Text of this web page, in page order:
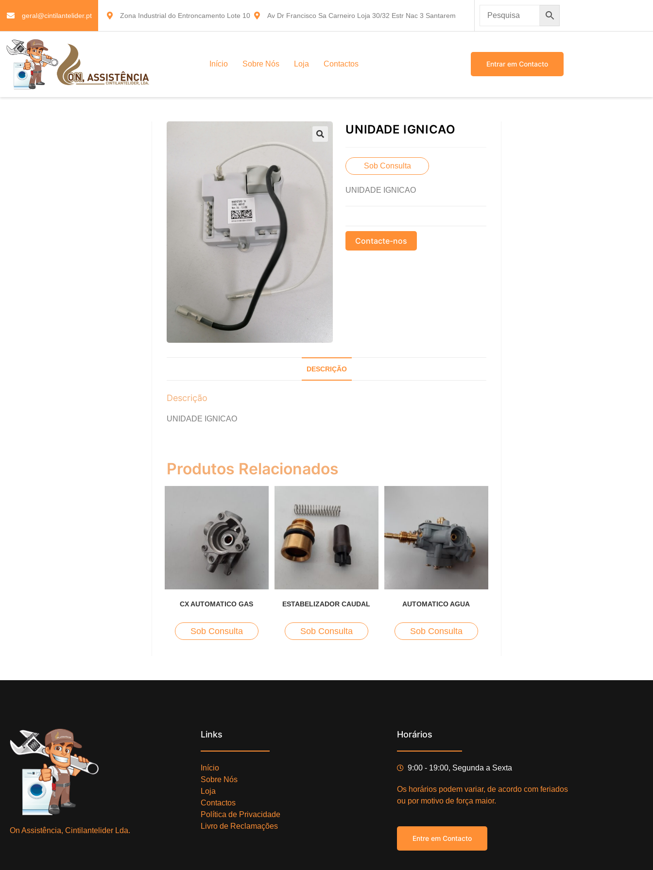
geral@cintilantelider.pt Zona Industrial do Entroncamento Lote 10 Av Dr Francisco Sa Carneiro Loja 30/32 Estr Nac 3 Santarem
Início Sobre Nós Loja Contactos Entrar em Contacto
UNIDADE IGNICAO
Sob Consulta
UNIDADE IGNICAO
Contacte-nos
DESCRIÇÃO
Descrição
UNIDADE IGNICAO
Produtos Relacionados
CX AUTOMATICO GAS
Sob Consulta
ESTABELIZADOR CAUDAL
Sob Consulta
AUTOMATICO AGUA
Sob Consulta
On Assistência, Cintilantelider Lda.
Links
Início
Sobre Nós
Loja
Contactos
Política de Privacidade
Livro de Reclamações
Horários
9:00 - 19:00, Segunda a Sexta
Os horários podem variar, de acordo com feriados
ou por motivo de força maior.
Entre em Contacto